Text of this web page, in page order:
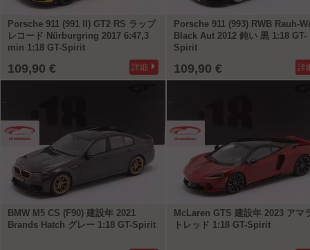
Porsche 911 (991 II) GT2 RS ラップ
レコード Nürburgring 2017 6:47,3
min 1:18 GT-Spirit
109,90 € 詳細
Porsche 911 (993) RWB Rauh-
Black Aut 2012 鈍い 黒 1:18 GT-
Spirit
109,90 € 詳
BMW M5 CS (F90) 建設年 2021
Brands Hatch グレー 1:18 GT-Spirit
McLaren GTS 建設年 2023 アマ
トレッド 1:18 GT-Spirit